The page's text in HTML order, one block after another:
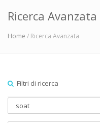
Ricerca Avanzata
Home / Ricerca Avanzata
Filtri di ricerca